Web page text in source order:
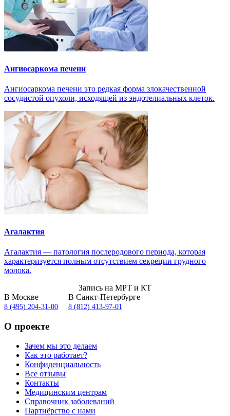
Ангиосаркома печени
Ангиосаркома печени это редкая форма злокачественной
сосудистой опухоли, исходящей из эндотелиальных клеток.
Агалактия
Агалактия — патология послеродового периода, которая
характеризуется полным отсутствием секреции грудного
молока.
Запись на МРТ и КТ
В Москве
8 (495) 204-31-00
В Санкт-Петербурге
8 (812) 413-97-01
О проекте
Зачем мы это делаем
Как это работает?
Конфиденциальность
Все отзывы
Контакты
Медицинским центрам
Справочник заболеваний
Партнёрство с нами